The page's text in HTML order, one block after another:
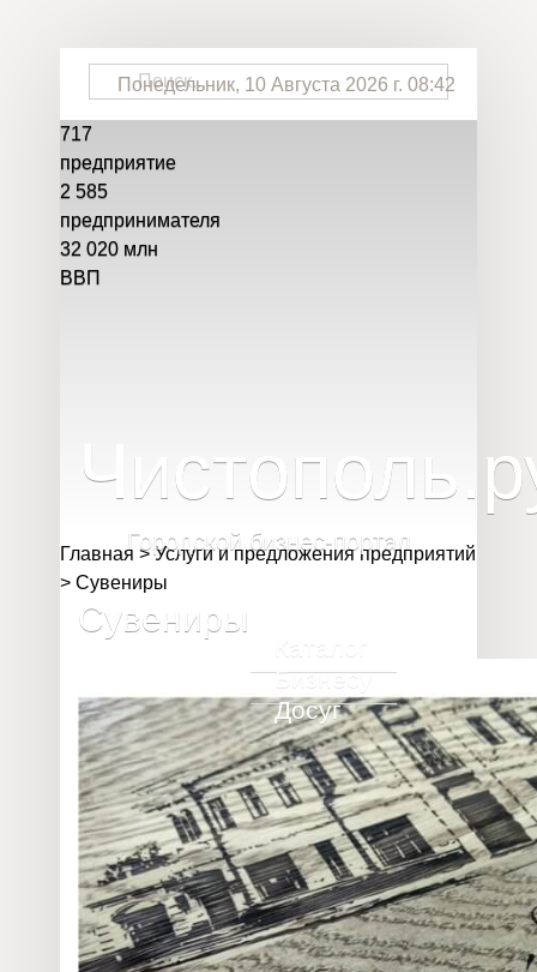
Понедельник, 10 Августа 2026 г. 08:42
717
предприятие
2 585
предпринимателя
32 020 млн
ВВП
Чистополь
Городской бизнес-портал
Каталог
Бизнесу
Досуг
717
предприятие
2 585
предпринимателя
Главная > Услуги и предложения предприятий
> Сувениры
Сувениры